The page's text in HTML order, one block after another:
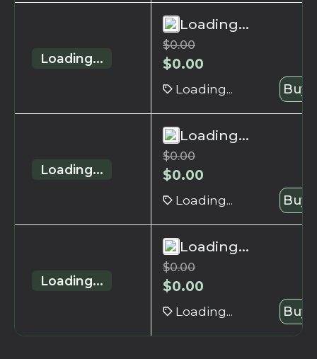
Loading...
Loading...
$0.00
$0.00
Loading... Buy
Loading...
Loading...
$0.00
$0.00
Loading... Buy
Loading...
Loading...
$0.00
$0.00
Loading... Buy